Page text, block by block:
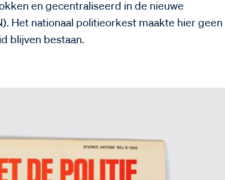
en gecentraliseerd in de nieuwe
Het nationaal politieorkest maakte hier geen
blijven bestaan.